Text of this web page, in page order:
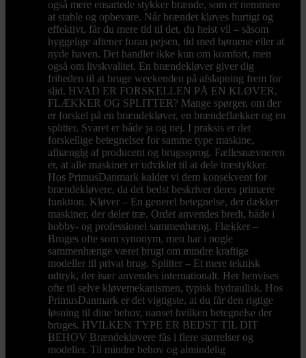
også mere ensartede stykker brænde, som er nemmere
at stable og opbevare. Når brændet kløves hurtigt og
effektivt, får du mere tid til det, du helst vil – såsom
hyggelige aftener foran pejsen, tid med børnene eller at
nyde haven. Det handler ikke kun om komfort, men
også om livskvalitet. En brændekløver giver dig
friheden til at bruge weekenden på afslapning frem for
slid. HVAD ER FORSKELLEN PÅ EN KLØVER,
FLÆKKER OG SPLITTER? Mange spørger, om der
er forskel på en brændekløver, en brændeflækker og en
splitter. Svaret er både ja og nej. I praksis er det
forskellige betegnelser for samme type maskine,
afhængig af producent og brugssprog. Fællesnævneren
er, at alle maskiner er udviklet til at dele træstykker.
Hos PrimusDanmark kalder vi dem konsekvent for
brændekløvere, da det bedst beskriver deres primære
funktion. Kløver – En generel betegnelse, der dækker
maskiner, der deler træ. Ordet anvendes bredt, både i
hobby- og professionel sammenhæng. Flækker –
Bruges ofte som synonym, men har i nogle
sammenhænge været brugt om mindre kraftige
modeller til privat brug. Splitter – Et mere teknisk
udtryk, der især anvendes internationalt. Her henvises
ofte til selve kløvemekanismen, typisk hydraulisk. Hos
PrimusDanmark er det vigtigste, at du får den rigtige
løsning til dine behov, uanset hvilken betegnelse der
bruges. HVILKEN TYPE ER BEDST TIL DIT
BEHOV Brændekløvere fås i flere størrelser og
modeller. Til mindre behov og almindelig